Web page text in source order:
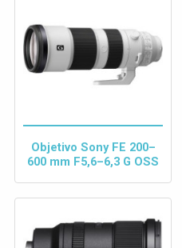
Objetivo Sony FE 200–
600 mm F5,6–6,3 G OSS